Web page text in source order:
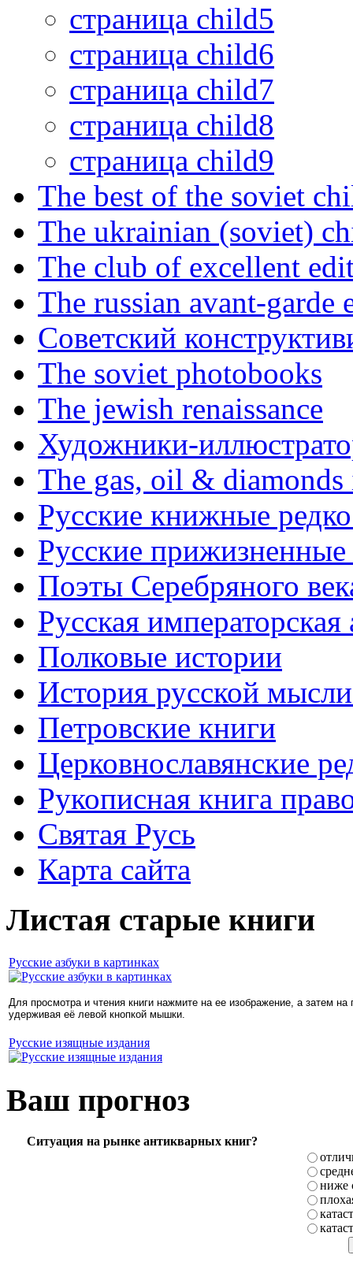
страница child5
страница child6
страница child7
страница child8
страница child9
The best of the soviet
The ukrainian (soviet)
The club of excellent
The russian avant-garde
Советский
The soviet photobooks
The jewish renaissance
Художники-
The gas, oil & diamonds
Русские книжные
Русские прижизненные
Поэты Серебряного
Русская
Полковые истории
История русской
Петровские книги
Церковнославянские
Рукописная книга
Святая Русь
Карта сайта
Листая старые книги
Русские азбуки в картинках
Для просмотра и чтения книги нажмите на ее изображение, а затем
удерживая её левой кнопкой мышки.
Русские изящные издания
Ваш прогноз
Ситуация на рынке антикварных книг?
ниже